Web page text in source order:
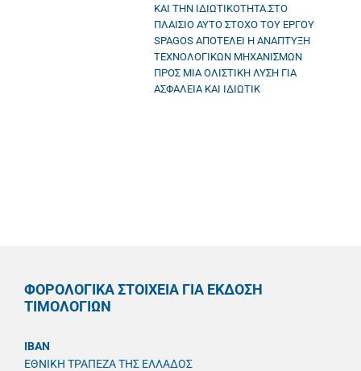
ΚΑΙ ΤΗΝ ΙΔΙΩΤΙΚΟΤΗΤΑ.ΣΤΟ
ΠΛΑΙΣΙΟ ΑΥΤΟ ΣΤΟΧΟ ΤΟΥ ΕΡΓΟΥ
SPAGOS ΑΠΟΤΕΛΕΙ Η ΑΝΑΠΤΥΞΗ
ΤΕΧΝΟΛΟΓΙΚΩΝ ΜΗΧΑΝΙΣΜΩΝ
ΠΡΟΣ ΜΙΑ ΟΛΙΣΤΙΚΗ ΛΥΣΗ ΓΙΑ
ΑΣΦΑΛΕΙΑ ΚΑΙ ΙΔΙΩΤΙΚ
ΦΟΡΟΛΟΓΙΚΑ ΣΤΟΙΧΕΙΑ ΓΙΑ ΕΚΔΟΣΗ
ΤΙΜΟΛΟΓΙΩΝ
IBAN
ΕΘΝΙΚΗ ΤΡΑΠΕΖΑ ΤΗΣ ΕΛΛΑΔΟΣ